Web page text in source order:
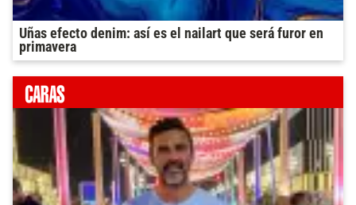
Uñas efecto denim: así es el nailart que será furor en
primavera